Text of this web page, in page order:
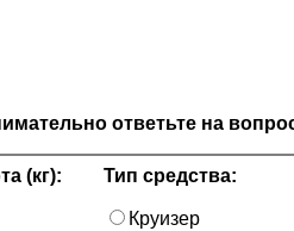
ответьте на
(кг): Тип средства:
Круизер